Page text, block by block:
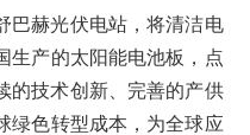
巴赫光伏电站，将清洁电
生产的太阳能电池板，点
技术创新、完善的产供
绿色转型成本，为全球应